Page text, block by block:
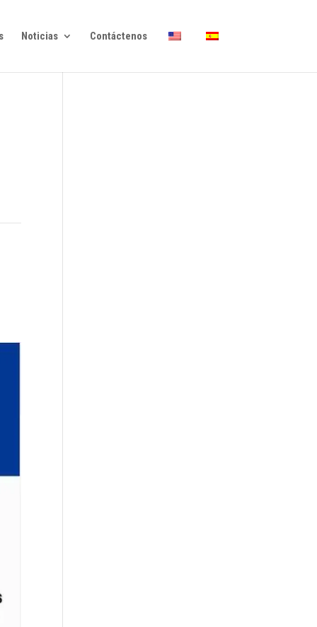
Noticias Contáctenos